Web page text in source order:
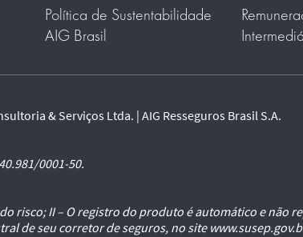
Política de Sustentabilidade
AIG Brasil
& Serviços Ltda. | AIG Resseguros Brasil S.A.
0001-50.
risco; II – O registro do produto é automático e não
de seu corretor de seguros, no site